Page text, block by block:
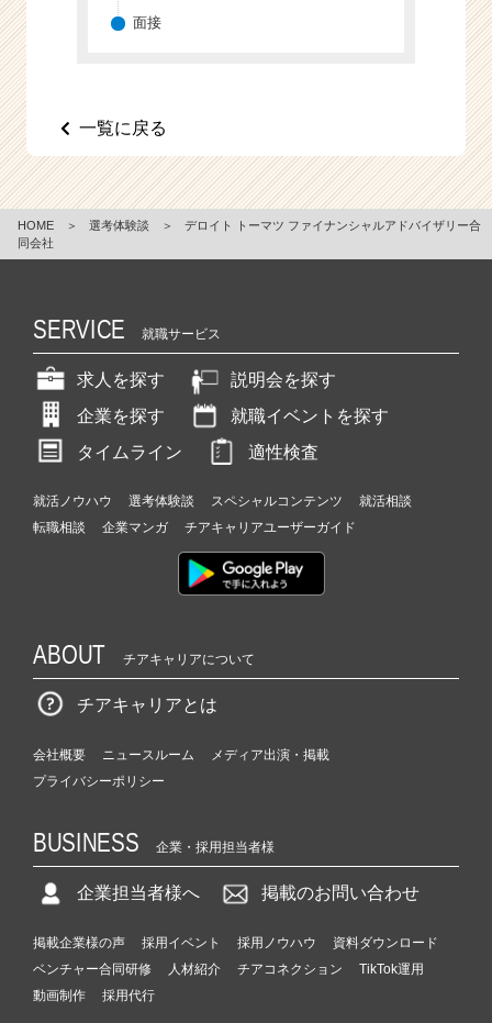
e
面接
一覧に戻る
HOME ＞ 選考体験談 ＞
デロイト トーマツ ファイナンシャルアドバイザリー合
同会社
SERVICE 就職サービス
求人を探す
説明会を探す
企業を探す
就職イベントを探す
タイムライン
適性検査
就活ノウハウ 選考体験談 スペシャルコンテンツ
就活相談
転職相談
企業マンガ チアキャリアユーザーガイド
ABOUT チアキャリアについて
チアキャリアとは
会社概要 ニュースルーム
メディア出演・掲載
プライバシーポリシー
BUSINESS 企業・採用担当者様
企業担当者様へ 掲載のお問い合わせ
掲載企業様の声 採用イベント 採用ノウハウ
資料ダウンロード
ベンチャー合同研修
人材紹介 チアコネクション
TikTok運用
動画制作
採用代行